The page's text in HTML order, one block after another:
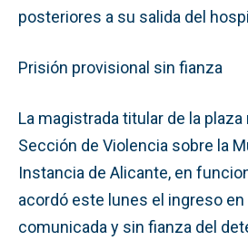
posteriores a su salida del
Prisión provisional sin fianza
La magistrada titular de la plaza
Sección de Violencia sobre la
Instancia de Alicante, en
acordó este lunes el ingreso
comunicada y sin fianza del